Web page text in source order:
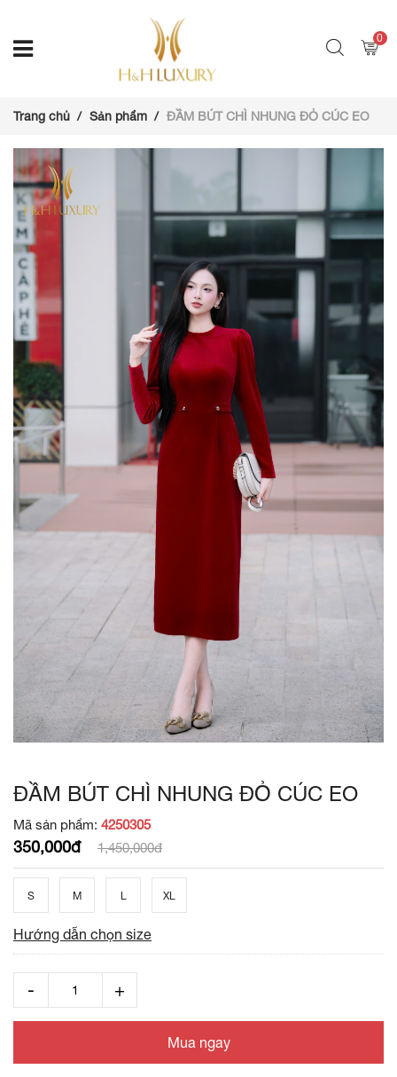
0
Trang chủ Sản phẩm ĐẦM BÚT CHÌ NHUNG ĐỎ CÚC EO
ĐẦM BÚT CHÌ NHUNG ĐỎ CÚC EO
Mã sản phẩm: 4250305
350,000đ 1,450,000đ
S M L XL
Hướng dẫn chọn size
Mua ngay